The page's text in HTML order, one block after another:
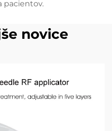
pacientov.
novice